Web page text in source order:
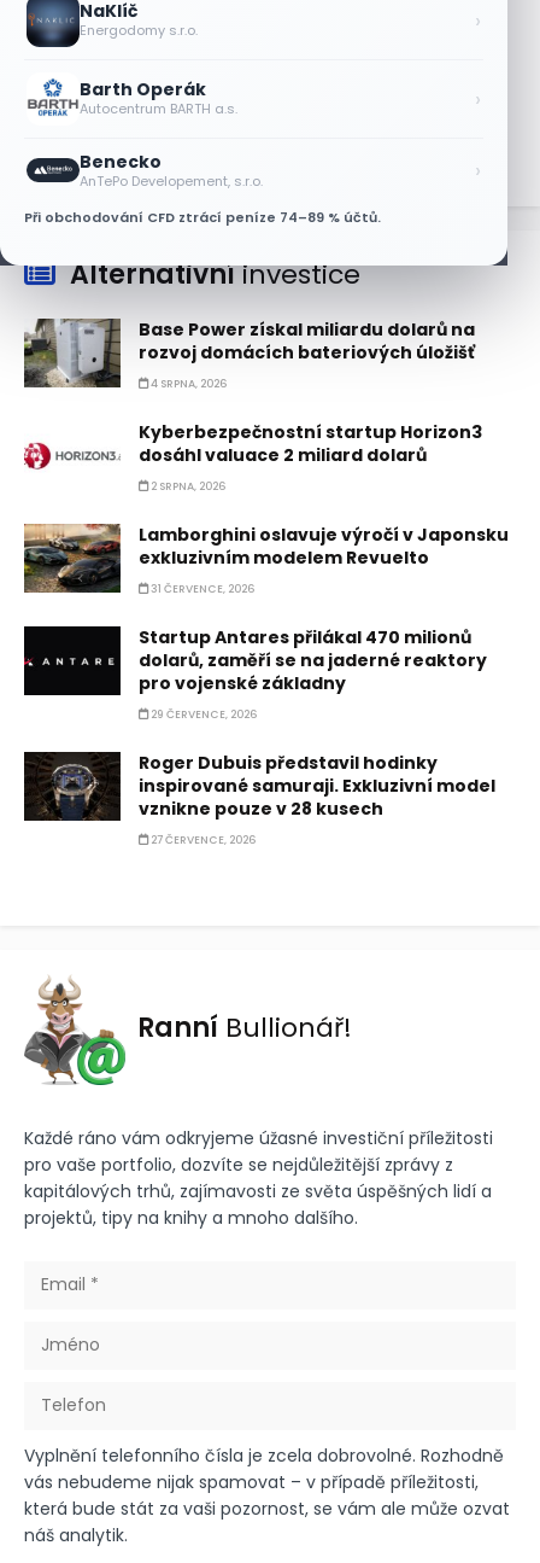
NaKlíč
Energodomy s.r.o. ›
Barth Operák
Autocentrum BARTH a.s. ›
Benecko
AnTePo Developement, s.r.o. ›
Při obchodování CFD ztrácí peníze 74–89 % účtů.
Eli Lilly?
Alternativníinvestice
Base Power získal miliardu dolarů na
rozvoj domácích bateriových úložišť
4 SRPNA, 2026
Kyberbezpečnostní startup Horizon3
dosáhl valuace 2 miliard dolarů
2 SRPNA, 2026
Lamborghini oslavuje výročí v Japonsku
exkluzivním modelem Revuelto
31 ČERVENCE, 2026
Startup Antares přilákal 470 milionů
dolarů, zaměří se na jaderné reaktory
pro vojenské základny
29 ČERVENCE, 2026
Roger Dubuis představil hodinky
inspirované samuraji. Exkluzivní model
vznikne pouze v 28 kusech
27 ČERVENCE, 2026
Ranní Bullionář!
Každé ráno vám odkryjeme úžasné investiční příležitosti
pro vaše portfolio, dozvíte se nejdůležitější zprávy z
kapitálových trhů, zajímavosti ze světa úspěšných lidí a
projektů, tipy na knihy a mnoho dalšího.
Vyplnění telefonního čísla je zcela dobrovolné. Rozhodně
vás nebudeme nijak spamovat – v případě příležitosti,
která bude stát za vaši pozornost, se vám ale může ozvat
náš analytik.